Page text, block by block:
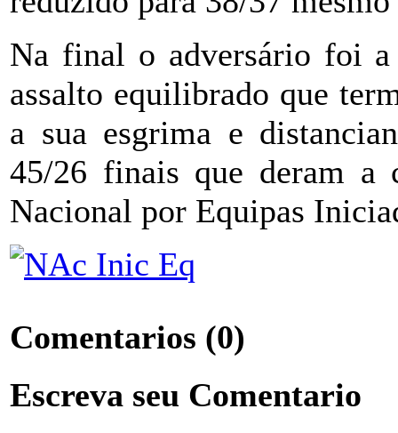
Na final o adversário foi
assalto equilibrado que
a sua esgrima e
45/26 finais que deram a
Nacional por Equipas
Comentarios (0)
Escreva seu Comentario